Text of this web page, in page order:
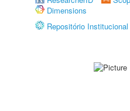
Dimensions
Repositório